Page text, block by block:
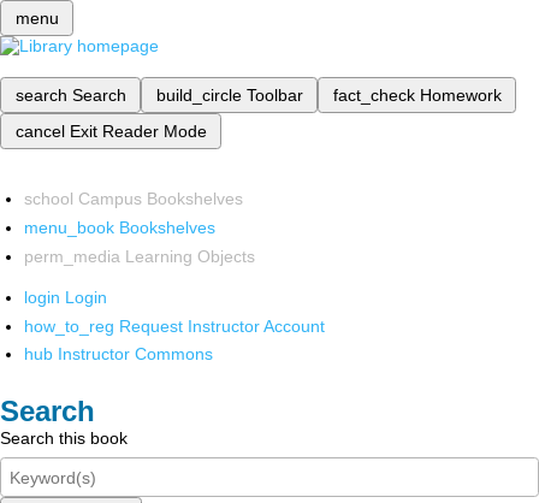
menu
search Search build_circle Toolbar fact_check Homework
cancel Exit Reader Mode
school Campus Bookshelves
menu_book Bookshelves
perm_media Learning Objects
login Login
how_to_reg Request Instructor Account
hub Instructor Commons
Search
Search this book